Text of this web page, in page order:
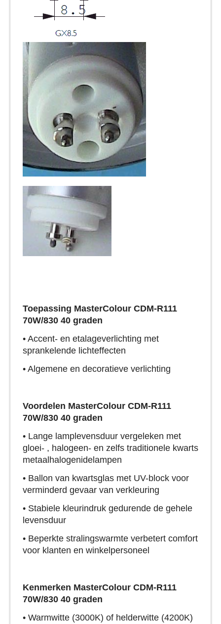
Toepassing MasterColour CDM-R111
70W/830 40 graden
• Accent- en etalageverlichting met
sprankelende lichteffecten
• Algemene en decoratieve verlichting
Voordelen MasterColour CDM-R111
70W/830 40 graden
• Lange lamplevensduur vergeleken met
gloei- , halogeen- en zelfs traditionele kwarts
metaalhalogenidelampen
• Ballon van kwartsglas met UV-block voor
verminderd gevaar van verkleuring
• Stabiele kleurindruk gedurende de gehele
levensduur
• Beperkte stralingswarmte verbetert comfort
voor klanten en winkelpersoneel
Kenmerken MasterColour CDM-R111
70W/830 40 graden
• Warmwitte (3000K) of helderwitte (4200K)